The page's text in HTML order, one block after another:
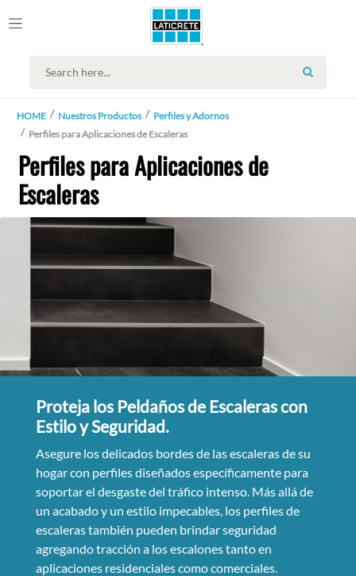
SEARCH
HOME Nuestros Productos
Perfiles y Adornos
Perfiles para Aplicaciones de Escaleras
Perfiles para Aplicaciones de
Escaleras
Proteja los Peldaños de Escaleras con
Estilo y Seguridad.
Asegure los delicados bordes de las escaleras de su
hogar con perfiles diseñados específicamente para
soportar el desgaste del tráfico intenso. Más allá de
un acabado y un estilo impecables, los perfiles de
escaleras también pueden brindar seguridad
agregando tracción a los escalones tanto en
aplicaciones residenciales como comerciales.